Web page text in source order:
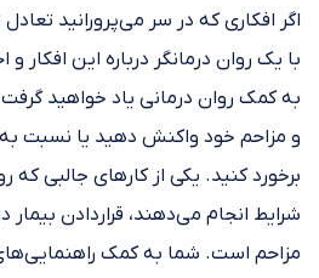
اگر افکاری که در سر می‌پرورانید
با یک روان درمانگر درباره این
به کمک روان درمانی یاد خواهید
و مزاحم خود واکنش دهید یا نسبت
برخورد کنید. یکی از کار‌های جالبی که
شرایط انجام می‌دهند، قراردادن
مزاحم است. شما به کمک